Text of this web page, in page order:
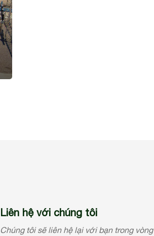
Liên hệ với chúng tôi
Chúng tôi sẽ liên hệ lại với bạn trong vòng